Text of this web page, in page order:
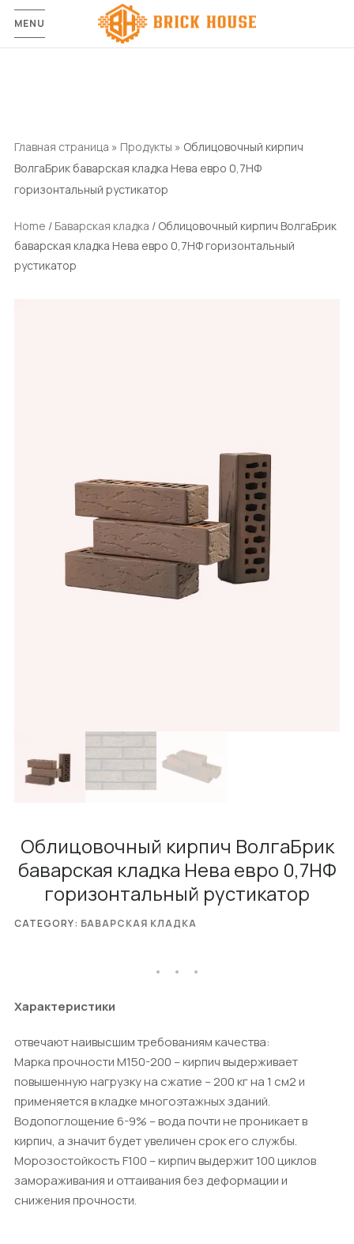
MENU
Главная страница » Продукты » Облицовочный кирпич
ВолгаБрик баварская кладка Нева евро 0,7НФ
горизонтальный рустикатор
Home / Баварская кладка / Облицовочный кирпич ВолгаБрик
баварская кладка Нева евро 0,7НФ горизонтальный
рустикатор
Облицовочный кирпич ВолгаБрик
баварская кладка Нева евро 0,7НФ
горизонтальный рустикатор
Характеристики
отвечают наивысшим требованиям качества:
Марка прочности М150-200 – кирпич выдерживает
повышенную нагрузку на сжатие – 200 кг на 1 см2 и
применяется в кладке многоэтажных зданий.
Водопоглощение 6-9% – вода почти не проникает в
кирпич, а значит будет увеличен срок его службы.
Морозостойкость F100 – кирпич выдержит 100 циклов
замораживания и оттаивания без деформации и
снижения прочности.
CATEGORY: БАВАРСКАЯ КЛАДКА